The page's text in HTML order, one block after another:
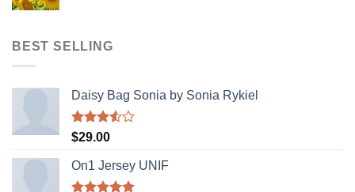
BEST SELLING
Daisy Bag Sonia by Sonia Rykiel
Rated
of 5
$29.00
On1 Jersey UNIF